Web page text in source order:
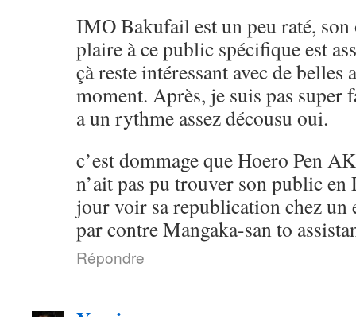
IMO Bakufail est un peu raté,
plaire à ce public spécifique est
çà reste intéressant avec de belles
moment. Après, je suis pas super
a un rythme assez décousu oui.
c’est dommage que Hoero Pen
n’ait pas pu trouver son public en
jour voir sa republication chez un
par contre Mangaka-san to
Répondre